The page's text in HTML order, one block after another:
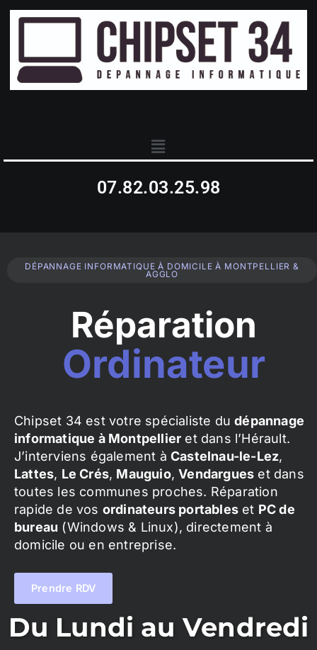
07.82.03.25.98
DÉPANNAGE INFORMATIQUE À DOMICILE À MONTPELLIER &
AGGLO
Réparation
Ordinateur
Chipset 34 est votre spécialiste dudépannage
informatique à Montpellier et dans l’Hérault.
J’interviens également à Castelnau-le-Lez,
Lattes, Le Crés, Mauguio,Vendargues et dans
toutes les communes proches. Réparation
rapide de vos ordinateurs portables et PC de
bureau (Windows & Linux), directement à
domicile ou en entreprise.
Prendre RDV
Du Lundi au Vendredi